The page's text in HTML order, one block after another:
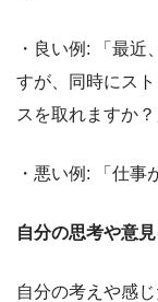
・良い例: 「最
すが、同時にス
スを取れますか？
・悪い例: 「仕事
自分の思考や意
自分の考えや感